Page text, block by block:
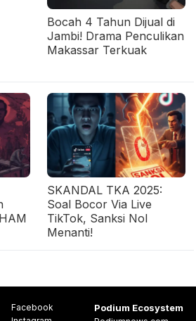
Bocah 4 Tahun Dijual di
Jambi! Drama Penculikan
Makassar Terkuak
SKANDAL TKA 2025:
Soal Bocor Via Live
TikTok, Sanksi Nol
Menanti!
Facebook
Podium Ecosystem